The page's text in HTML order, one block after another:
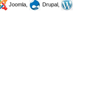
Joomla,
Drupal,